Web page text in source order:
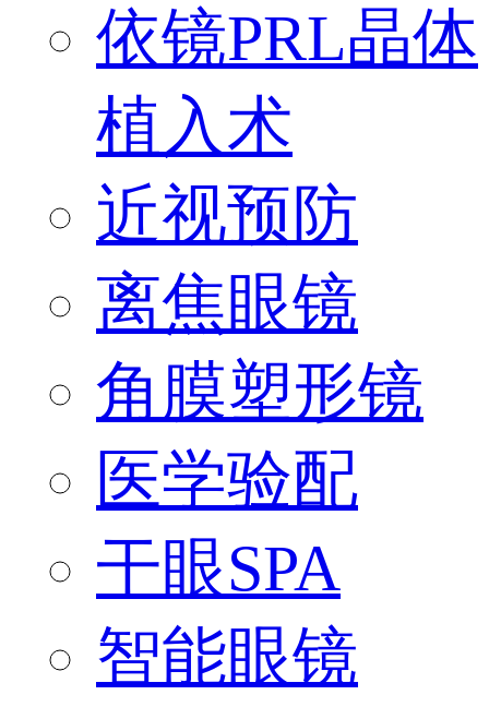
依镜PRL晶体
植入术
近视预防
离焦眼镜
角膜塑形镜
医学验配
干眼SPA
智能眼镜